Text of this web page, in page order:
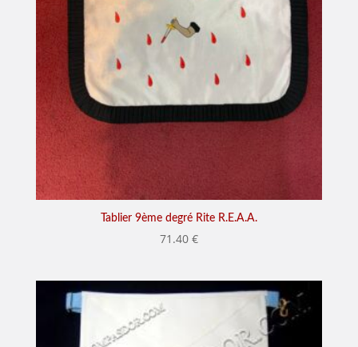
Tablier 9ème degré Rite R.E.A.A.
71.40 €